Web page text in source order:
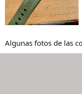
Algunas fotos de las